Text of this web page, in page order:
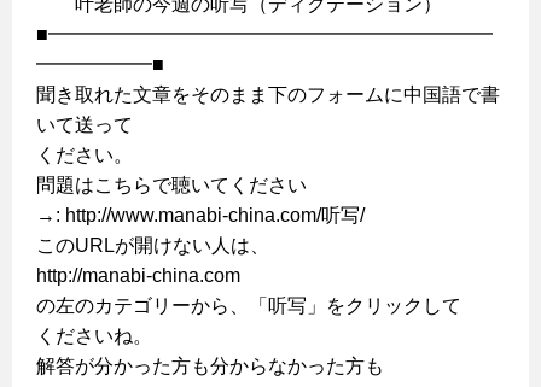
叶老師の今週の听写（ディクテーション）
■━━━━━━━━━━━━━━━━━━━━━━━
━━━━━━■
聞き取れた文章をそのまま下のフォームに中国語で書
いて送って
ください。
問題はこちらで聴いてください
→: http://www.manabi-china.com/听写/
このURLが開けない人は、
http://manabi-china.com
の左のカテゴリーから、「听写」をクリックして
くださいね。
解答が分かった方も分からなかった方も